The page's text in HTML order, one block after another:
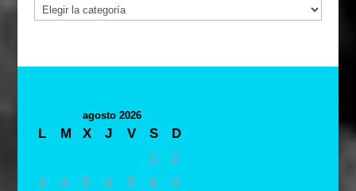
Categorías
agosto 2026
L M X J V S
D
1
2
3
4 5 6 7 8
9